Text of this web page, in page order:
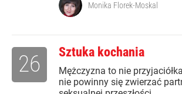
Monika Florek-Moskal
Sztuka kochania
Mężczyzna to nie
nie powinny się zwierzać
26